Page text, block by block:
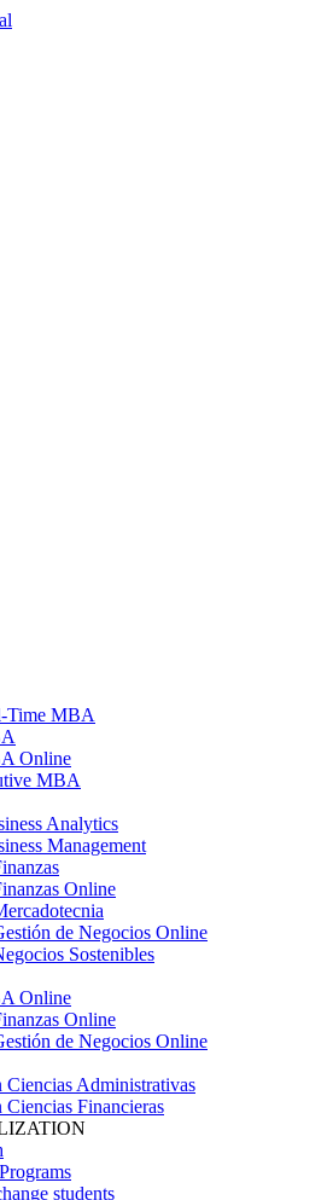
Time MBA
Online
MBA
Analytics
Management
Online
de Negocios Online
Sostenibles
Online
Online
de Negocios Online
Ciencias Administrativas
Ciencias Financieras
students